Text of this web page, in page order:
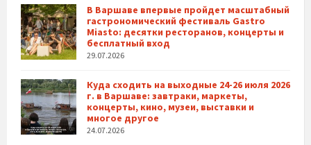
В Варшаве впервые пройдет масштабный
гастрономический фестиваль Gastro
Miasto: десятки ресторанов, концерты и
бесплатный вход
29.07.2026
Куда сходить на выходные 24-26 июля 2026
г. в Варшаве: завтраки, маркеты,
концерты, кино, музеи, выставки и
многое другое
24.07.2026